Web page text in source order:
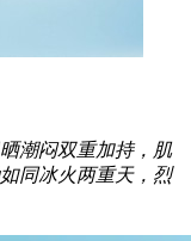
潮闷双重加持，肌
同冰火两重天，烈